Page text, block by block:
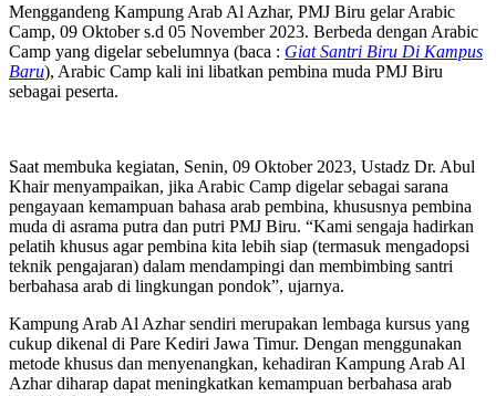
Menggandeng Kampung Arab Al Azhar, PMJ Biru gelar Arabic
Camp, 09 Oktober s.d 05 November 2023. Berbeda dengan Arabic
Camp yang digelar sebelumnya (baca : Giat Santri Biru Di Kampus
Baru), Arabic Camp kali ini libatkan pembina muda PMJ Biru
sebagai peserta.
Saat membuka kegiatan, Senin, 09 Oktober 2023, Ustadz Dr. Abul
Khair menyampaikan, jika Arabic Camp digelar sebagai sarana
pengayaan kemampuan bahasa arab pembina, khususnya pembina
muda di asrama putra dan putri PMJ Biru. “Kami sengaja hadirkan
pelatih khusus agar pembina kita lebih siap (termasuk mengadopsi
teknik pengajaran) dalam mendampingi dan membimbing santri
berbahasa arab di lingkungan pondok”, ujarnya.
Kampung Arab Al Azhar sendiri merupakan lembaga kursus yang
cukup dikenal di Pare Kediri Jawa Timur. Dengan menggunakan
metode khusus dan menyenangkan, kehadiran Kampung Arab Al
Azhar diharap dapat meningkatkan kemampuan berbahasa arab